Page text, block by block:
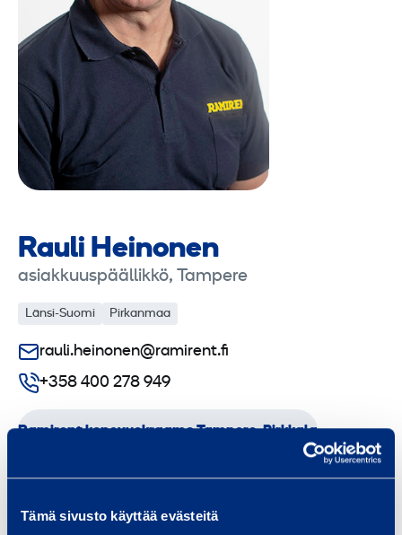
Tämä sivusto käyttää evästeitä
Rauli Heinonen
asiakkuuspäällikkö, Tampere
Länsi-Suomi Pirkanmaa
rauli.heinonen@ramirent.fi
+358 400 278 949
Ramirent konevuokraamo Tampere, Pirkkala